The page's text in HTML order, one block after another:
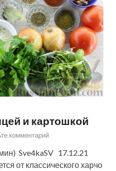
и картошкой
комментарий
Sve4kaSV 17.12.21
от классического харчо